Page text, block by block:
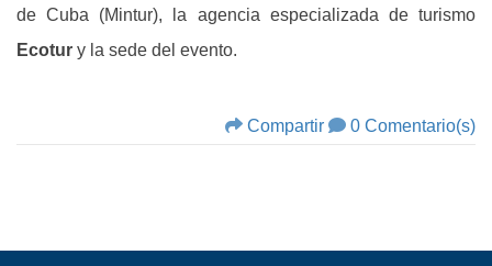
de Cuba (Mintur), la agencia especializada de turismo
Ecotur y la sede del evento.
Compartir 0 Comentario(s)